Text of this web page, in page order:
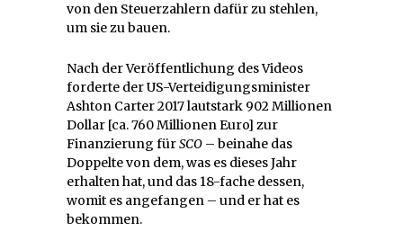
von den Steuerzahlern dafür zu stehlen,
um sie zu bauen.
Nach der Veröffentlichung des Videos
forderte der US-Verteidigungsminister
Ashton Carter 2017 lautstark 902 Millionen
Dollar [ca. 760 Millionen Euro] zur
Finanzierung fürSCO – beinahe das
Doppelte von dem, was es dieses Jahr
erhalten hat, und das 18-fache dessen,
womit es angefangen – und er hat es
bekommen.